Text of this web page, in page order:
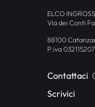
ELCO INGROSS
Via dei Conti
88100
P.iva
Contattaci
Scrivici